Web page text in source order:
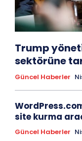
Trump
sektörüne
Güncel Haberler
site kurma
Güncel Haberler